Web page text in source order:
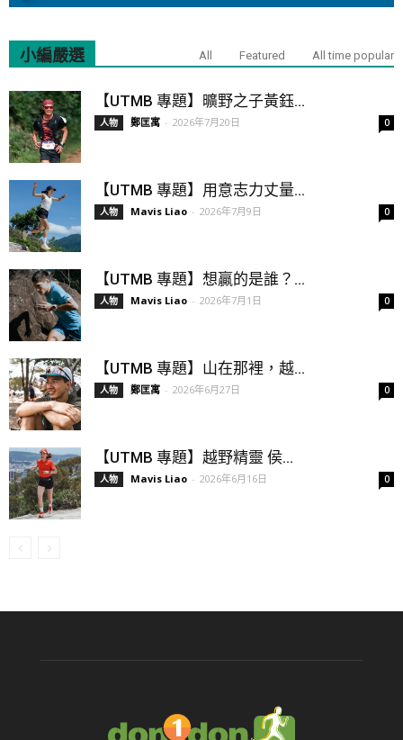
小編嚴選 All Featured All time popular
【UTMB 專題】曠野之子黃鈺...
人物 鄭匡寓 - 2026年7月20日 0
【UTMB 專題】用意志力丈量...
人物 Mavis Liao - 2026年7月9日 0
【UTMB 專題】想贏的是誰？...
人物 Mavis Liao - 2026年7月1日 0
【UTMB 專題】山在那裡，越...
人物 鄭匡寓 - 2026年6月27日 0
【UTMB 專題】越野精靈 侯...
人物 Mavis Liao - 2026年6月16日 0